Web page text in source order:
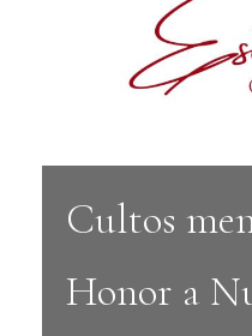
Cultos
Honor a